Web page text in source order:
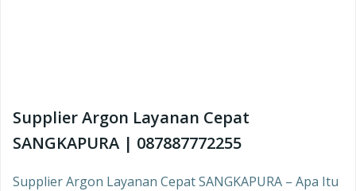
Supplier Argon Layanan Cepat
SANGKAPURA | 087887772255
Supplier Argon Layanan Cepat SANGKAPURA – Apa Itu